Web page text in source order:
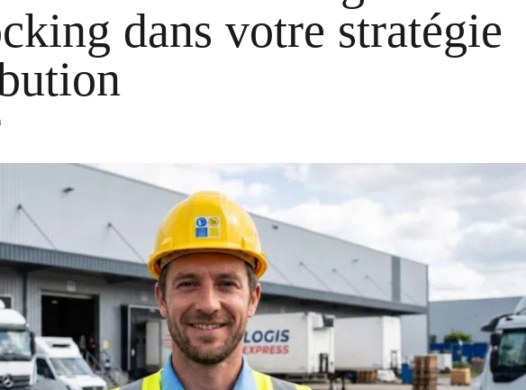
dans votre stratégie